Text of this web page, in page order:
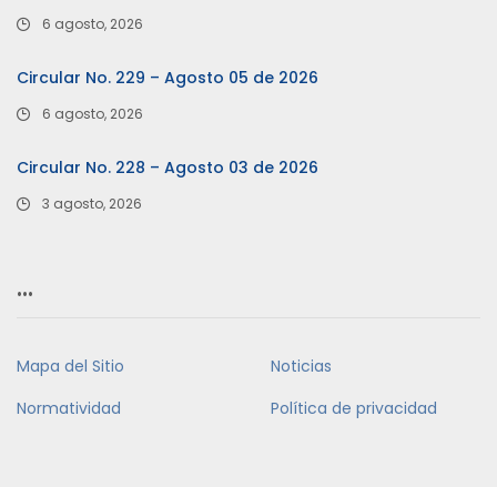
6 agosto, 2026
Circular No. 229 – Agosto 05 de 2026
6 agosto, 2026
Circular No. 228 – Agosto 03 de 2026
3 agosto, 2026
…
Mapa del Sitio
Noticias
Normatividad
Política de privacidad